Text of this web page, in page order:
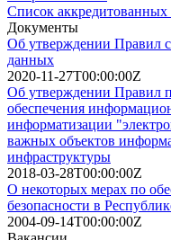
Список
Документы
Об утверждении Правил
данных
2020-11-27T00:00:00Z
Об утверждении Правил
обеспечения
информатизации
важных объектов
инфраструктуры
2018-03-28T00:00:00Z
О некоторых мерах по
безопасности в
2004-09-14T00:00:00Z